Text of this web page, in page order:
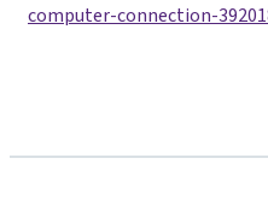
computer-connection-